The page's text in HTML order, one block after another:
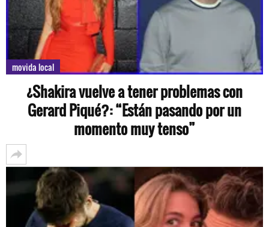
movida local
¿Shakira vuelve a tener problemas con
Gerard Piqué?: “Están pasando por un
momento muy tenso”